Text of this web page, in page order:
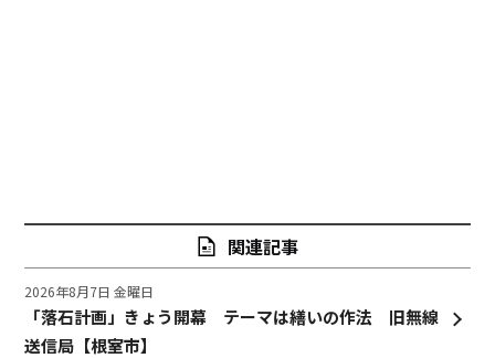
関連記事
「落石計画」きょう開幕 テーマは繕いの作法 旧無線
送信局【根室市】
2026年8月7日 金曜日